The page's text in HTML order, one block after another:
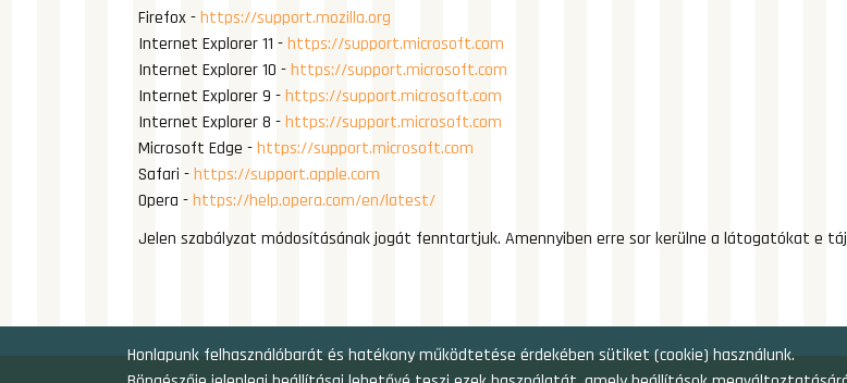
Firefox -https://support.mozilla.org
Internet Explorer 11 -https://support.microsoft.com
Internet Explorer 10 -https://support.microsoft.com
Internet Explorer 9 -https://support.microsoft.com
Internet Explorer 8 -https://support.microsoft.com
Microsoft Edge -https://support.microsoft.com
Safari -https://support.apple.com
Opera -https://help.opera.com/en/latest/
Jelen szabályzat módosításának jogát fenntartjuk. Amennyiben erre sor kerülne a látogatókat e
Honlapunk felhasználóbarát és hatékony működtetése érdekében sütiket (cookie) használunk.